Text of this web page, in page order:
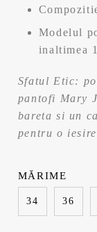
n
ț
i
a
l
a
u
e
n
t
e
s
Modelul
inaltimea
Sfatul Etic:
pantofi Mary
bareta si un
pentru o
34 36
MĂRIME